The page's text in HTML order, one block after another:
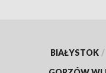
BIAŁYSTOK /